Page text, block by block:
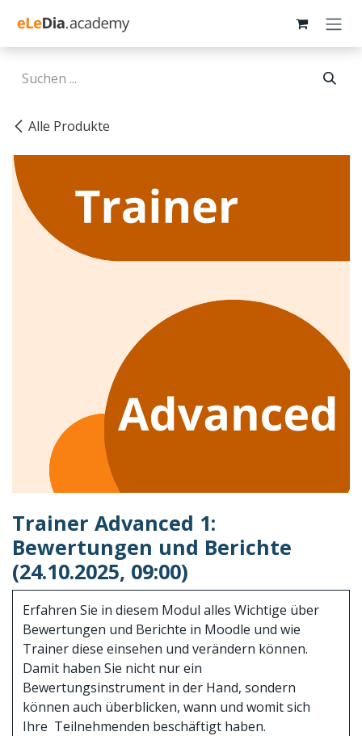
Alle Produkte
Trainer Advanced 1:
Bewertungen und Berichte
(24.10.2025, 09:00)
Erfahren Sie in diesem Modul alles Wichtige über
Bewertungen und Berichte in Moodle und wie
Trainer diese einsehen und verändern können.
Damit haben Sie nicht nur ein
Bewertungsinstrument in der Hand, sondern
können auch überblicken, wann und womit sich
Ihre Teilnehmenden beschäftigt haben.